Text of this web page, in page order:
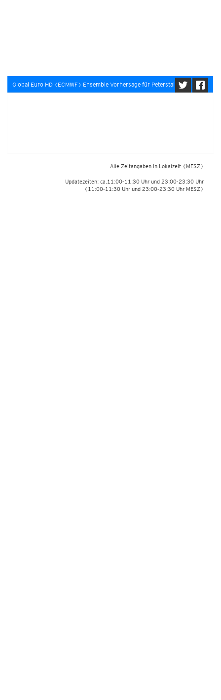
Global Euro HD (ECMWF) Ensemble Vorhersage für Peterstal
Alle Zeitangaben in Lokalzeit (MESZ)
Updatezeiten: ca.11:00-11:30 Uhr und 23:00-23:30 Uhr
(11:00-11:30 Uhr und 23:00-23:30 Uhr MESZ)